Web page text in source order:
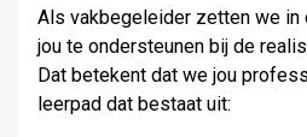
Als vakbegeleider zetten we in
jou te ondersteunen bij de
Dat betekent dat we jou
leerpad dat bestaat uit: